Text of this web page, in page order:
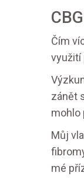
Čím
využití
zánět
mohlo
Můj
mé